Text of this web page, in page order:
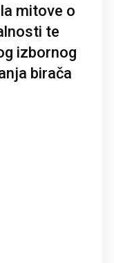
mitove o
te
izbornog
birača